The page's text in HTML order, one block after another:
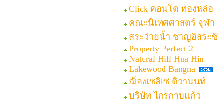
Click คอนโด ทองหล่อ
คณะนิเทศศาสตร์ จุฬา
สระว่ายน้ำ ชาญอิสระ
Property Perfect 2
Natural Hill Hua Hin
Lakewood Bangna
ฌ็องเซลิเซ่ ติวานนท์
บริษัท ไกรกาบแก้ว